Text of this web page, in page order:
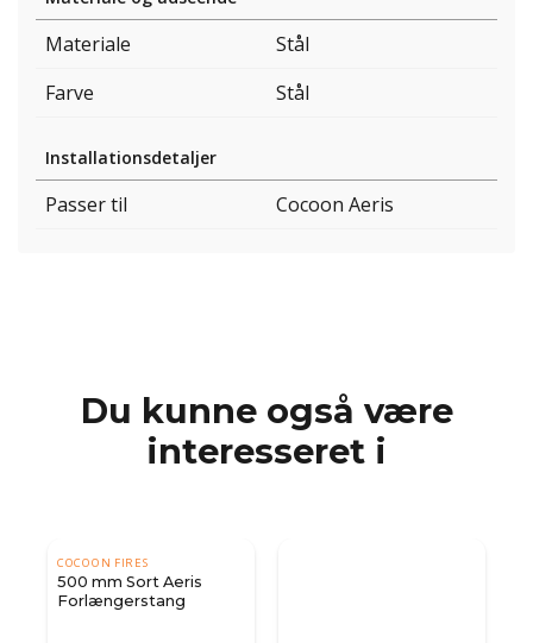
Materiale
Stål
Farve
Stål
Installationsdetaljer
Passer til Cocoon Aeris
Du kunne også være
interesseret i
COCOON FIRES
500 mm Sort Aeris
Forlængerstang